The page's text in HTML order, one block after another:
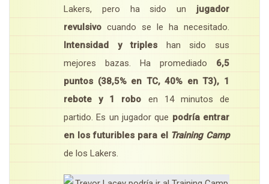
Lakers, pero ha sido un jugador
revulsivo cuando se le ha necesitado.
Intensidad y triples han sido sus
mejores bazas. Ha promediado 6,5
puntos (38,5% en TC, 40% en T3), 1
rebote y 1 robo en 14 minutos de
partido. Es un jugador que podría entrar
en los futuribles para el Training Camp
de los Lakers.